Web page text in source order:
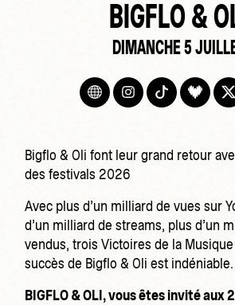
BIGFLO &
DIMANCHE 5
Bigflo & Oli font leur grand retour
des festivals 2026
Avec plus d’un milliard de vues sur
d’un milliard de streams, plus d’un
vendus, trois Victoires de la Musique
succès de Bigflo & Oli est indéniable.
BIGFLO & OLI, vous êtes invité aux